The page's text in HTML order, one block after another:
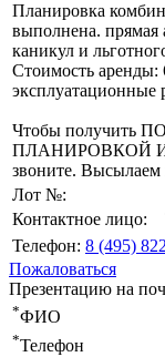
Планировка
выполнена. прямая
каникул и
Стоимость аренды:
эксплуатационные
Чтобы
ПЛАНИРОВКОЙ И
звоните. Высылаем
Лот №:
Контактное лицо:
Телефон: 8 (495)
Пожаловаться
Презентацию на
*ФИО
*Телефон